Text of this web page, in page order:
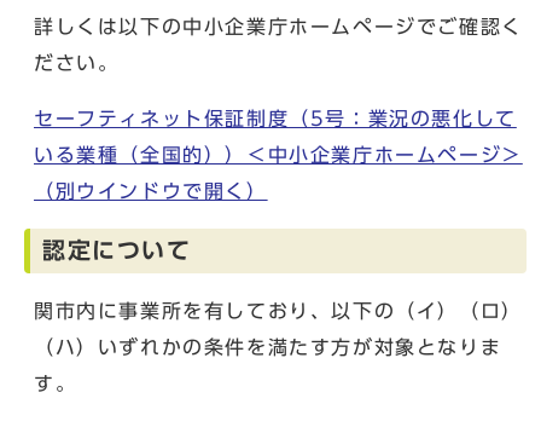
詳しくは以下の中小企業庁ホームページでご確認く
ださい。
セーフティネット保証制度（5号：業況の悪化して
いる業種（全国的））＜中小企業庁ホームページ＞
（別ウインドウで開く）
認定について
関市内に事業所を有しており、以下の（イ）（ロ）
（ハ）いずれかの条件を満たす方が対象となりま
す。